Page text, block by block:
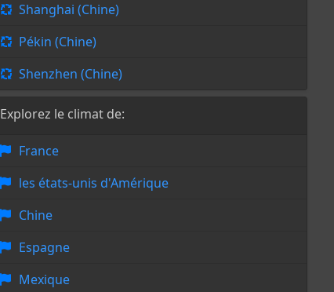
Shanghai (Chine)
Pékin (Chine)
Shenzhen (Chine)
Explorez le climat de:
France
les états-unis d'Amérique
Chine
Espagne
Mexique